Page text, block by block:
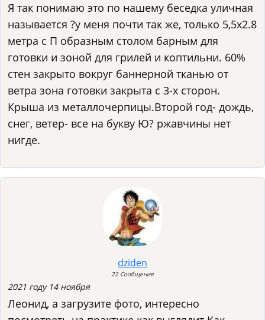
Я так понимаю это по нашему беседка уличная
называется ?у меня почти так же, только 5,5х2.8
метра с П образным столом барным для
готовки и зоной для грилей и коптильни. 60%
стен закрыто вокруг баннерной тканью от
ветра зона готовки закрыта с 3-х сторон.
Крыша из металлочерпицы.Второй год- дождь,
снег, ветер- все на букву Ю? ржавчины нет
нигде.
dziden
22 Сообщения
2021 году 14 ноября
Леонид, а загрузите фото, интересно